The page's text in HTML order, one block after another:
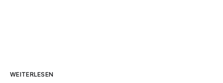
WEITERLESEN